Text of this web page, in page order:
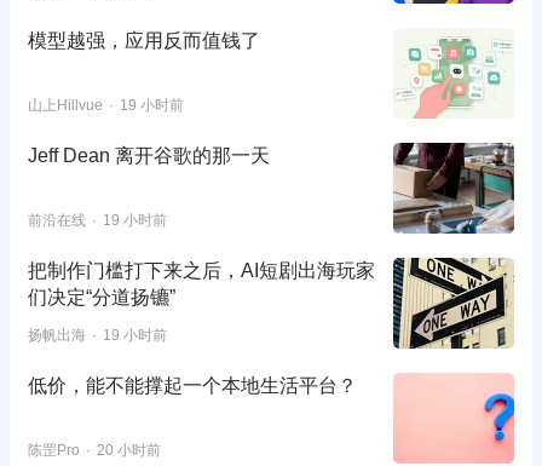
模型越强，应用反而值钱了
山上Hillvue 19 小时前
Jeff Dean 离开谷歌的那一天
前沿在线 19 小时前
把制作门槛打下来之后，AI短剧出海玩家
们决定“分道扬镳”
扬帆出海 19 小时前
低价，能不能撑起一个本地生活平台？
陈罡Pro 20 小时前